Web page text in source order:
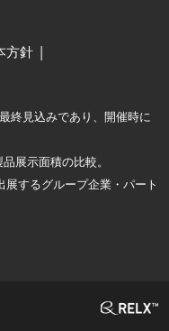
方針
終見込みであり、開催時に
展示面積の比較。
するグループ企業・パート